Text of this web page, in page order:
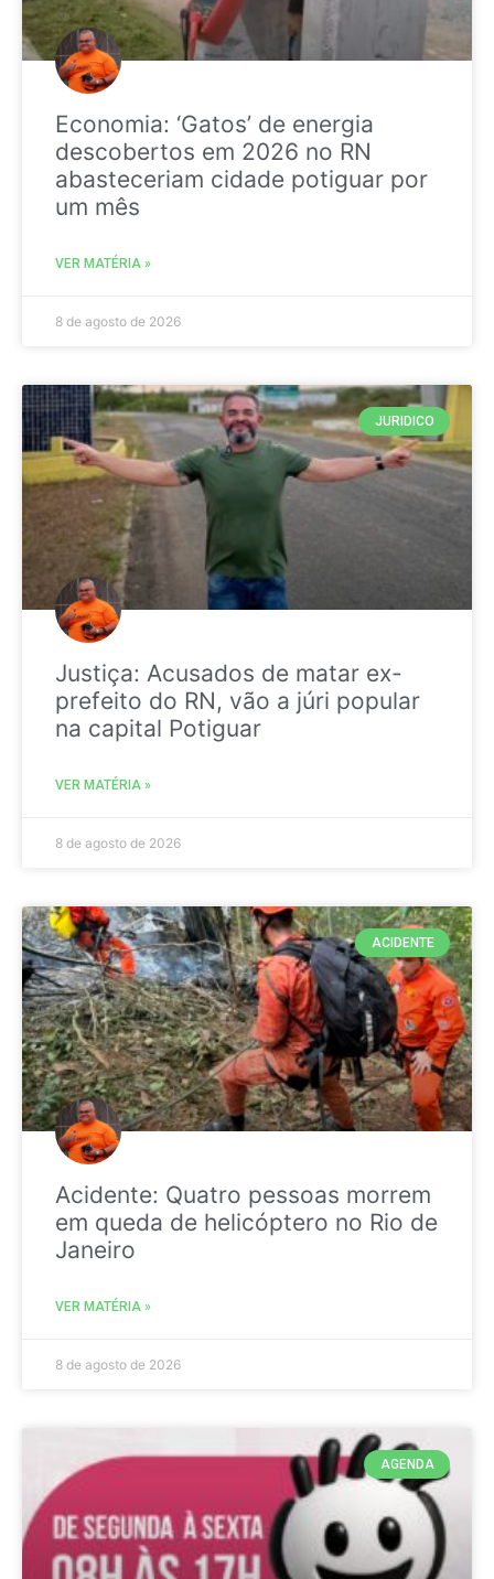
Economia: ‘Gatos’ de energia
descobertos em 2026 no RN
abasteceriam cidade potiguar por
um mês
VER MATÉRIA »
8 de agosto de 2026
JURIDICO
Justiça: Acusados de matar ex-
prefeito do RN, vão a júri popular
na capital Potiguar
VER MATÉRIA »
8 de agosto de 2026
ACIDENTE
Acidente: Quatro pessoas morrem
em queda de helicóptero no Rio de
Janeiro
VER MATÉRIA »
8 de agosto de 2026
AGENDA